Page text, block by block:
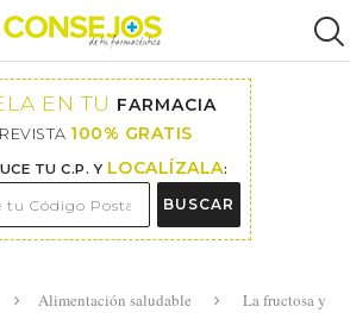
EN TU FARMACIA
100% GRATIS
TU C.P. Y LOCALÍZALA:
BUSCAR
Alimentación saludable
La fructosa y